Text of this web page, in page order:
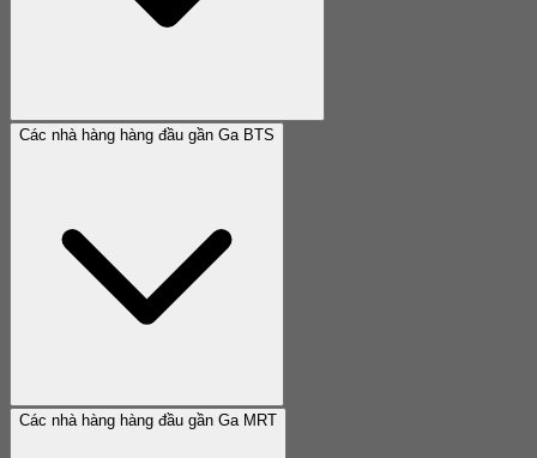
Các nhà hàng hàng đầu gần Ga BTS
Các nhà hàng hàng đầu gần Ga MRT